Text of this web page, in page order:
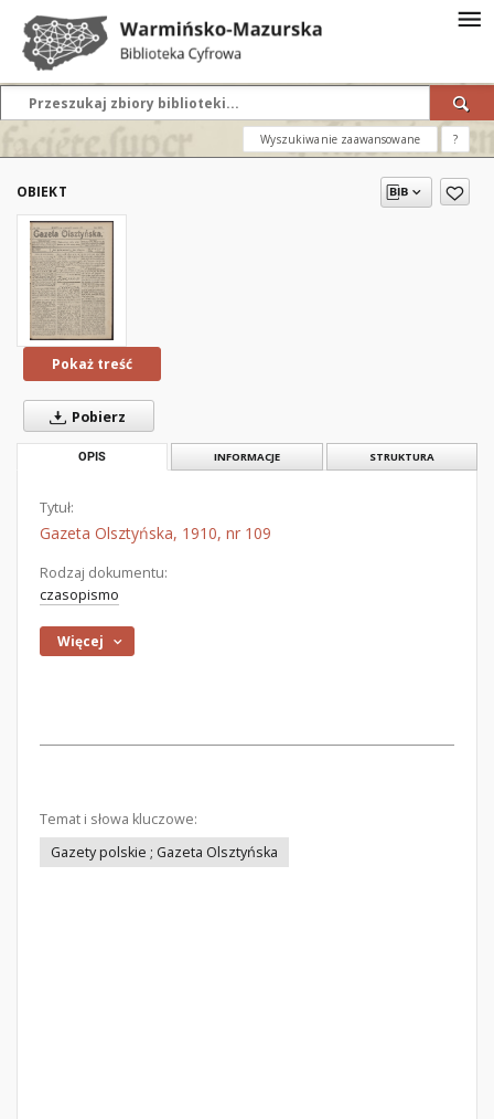
Wyszukiwanie zaawansowane ?
OBIEKT
Pokaż treść
Pobierz
OPIS INFORMACJE STRUKTURA
Tytuł:
Gazeta Olsztyńska, 1910, nr 109
Rodzaj dokumentu:
czasopismo
Więcej
Temat i słowa kluczowe:
Gazety polskie ; Gazeta Olsztyńska